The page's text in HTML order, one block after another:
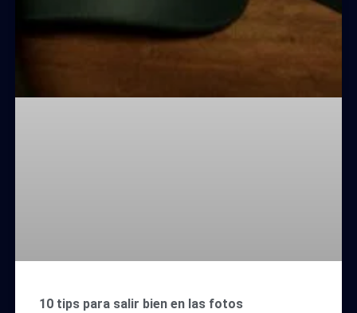
10 tips para salir bien en las fotos